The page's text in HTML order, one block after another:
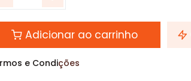
Adicionar ao carrinho
e Condições